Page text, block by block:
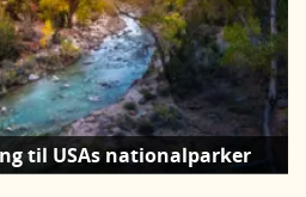
til USAs nationalparker